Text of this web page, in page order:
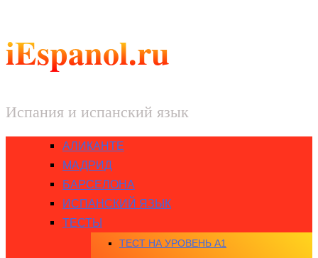
iEspanol.ru
Испания и испанский язык
АЛИКАНТЕ
МАДРИД
БАРСЕЛОНА
ИСПАНСКИЙ ЯЗЫК
ТЕСТЫ
ТЕСТ НА УРОВЕНЬ A1